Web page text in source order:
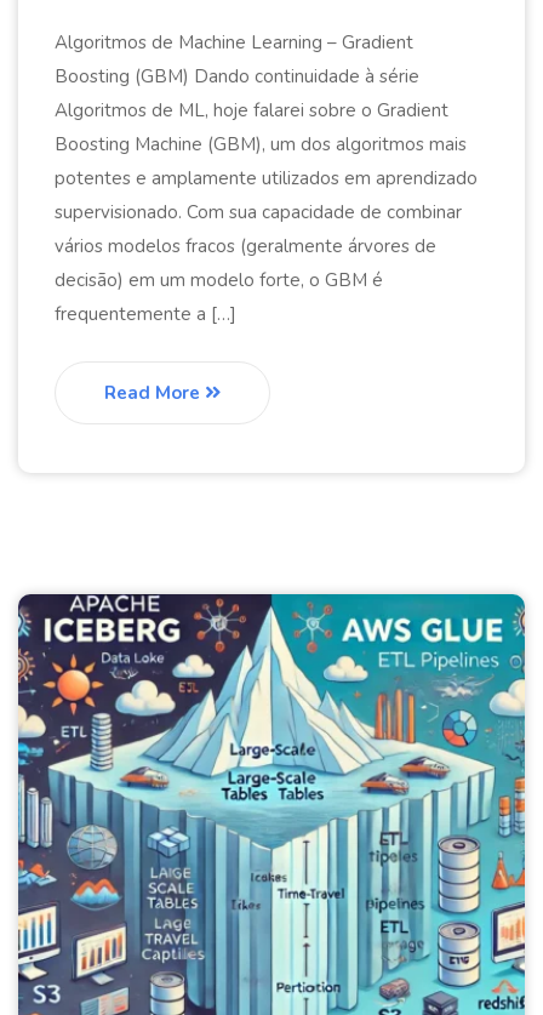
Algoritmos de Machine Learning – Gradient
Boosting (GBM) Dando continuidade à série
Algoritmos de ML, hoje falarei sobre o Gradient
Boosting Machine (GBM), um dos algoritmos mais
potentes e amplamente utilizados em aprendizado
supervisionado. Com sua capacidade de combinar
vários modelos fracos (geralmente árvores de
decisão) em um modelo forte, o GBM é
frequentemente a […]
Read More